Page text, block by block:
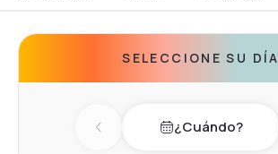
SELECCIONE SU DÍA
Previous day¿Cuándo?